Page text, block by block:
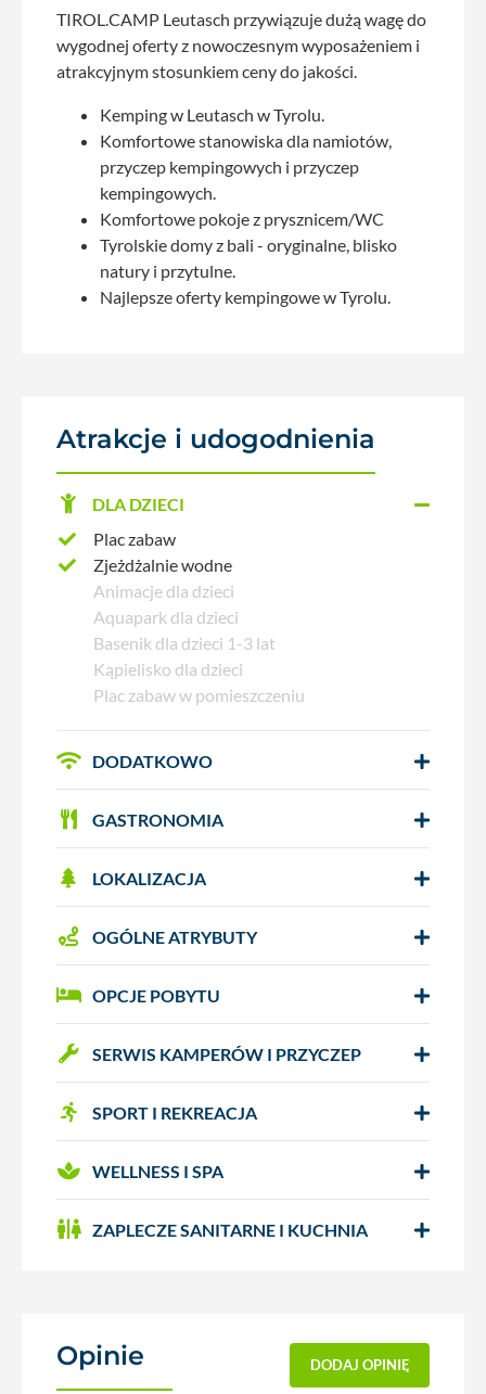
TIROL.CAMP Leutasch przywiązuje dużą wagę do
wygodnej oferty z nowoczesnym wyposażeniem i
atrakcyjnym stosunkiem ceny do jakości.
Kemping w Leutasch w Tyrolu.
Komfortowe stanowiska dla namiotów,
przyczep kempingowych i przyczep
kempingowych.
Komfortowe pokoje z prysznicem/WC
Tyrolskie domy z bali - oryginalne, blisko
natury i przytulne.
Najlepsze oferty kempingowe w Tyrolu.
Atrakcje i udogodnienia
DLA DZIECI
Plac zabaw
Zjeżdżalnie wodne
Animacje dla dzieci
Aquapark dla dzieci
Basenik dla dzieci 1-3 lat
Kąpielisko dla dzieci
Plac zabaw w pomieszczeniu
DODATKOWO
GASTRONOMIA
LOKALIZACJA
OGÓLNE ATRYBUTY
OPCJE POBYTU
SERWIS KAMPERÓW I PRZYCZEP
SPORT I REKREACJA
WELLNESS I SPA
ZAPLECZE SANITARNE I KUCHNIA
Opinie DODAJ OPINIĘ